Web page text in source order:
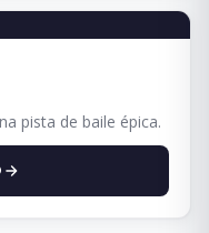
pista de baile épica.